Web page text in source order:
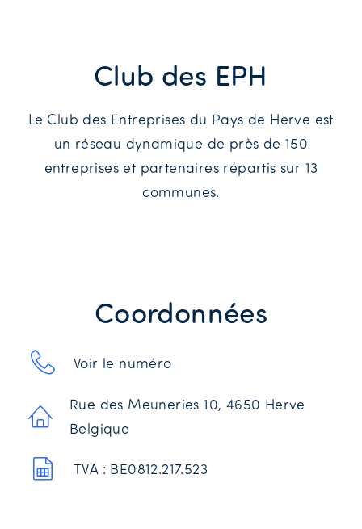
Club des EPH
Le Club des Entreprises du Pays de Herve est
un réseau dynamique de près de 150
entreprises et partenaires répartis sur 13
communes.
Coordonnées
Voir le numéro
Rue des Meuneries 10, 4650 Herve
Belgique
TVA : BE0812.217.523